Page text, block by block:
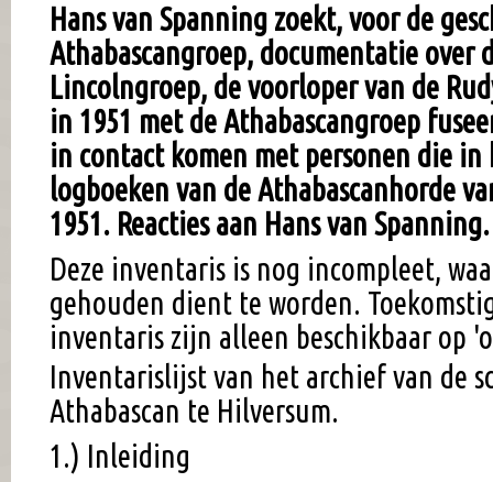
Hans van Spanning zoekt, voor de
Athabascangroep, documentatie over
Lincolngroep, de voorloper van de
in 1951 met de Athabascangroep
in contact komen met personen die
logboeken van de Athabascanhorde
1951. Reacties aan Hans van Spanning.
Deze inventaris is nog incompleet,
gehouden dient te worden.
inventaris zijn alleen beschikbaar op
Inventarislijst van het archief van de
Athabascan te Hilversum.
1.) Inleiding